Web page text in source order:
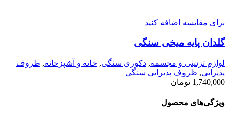
برای مقایسه اضافه کنید
گلدان پایه میخی سنگی
لوازم تزئینی و مجسمه, دکوری سنگی, خانه و آشپزخانه, ظروف
پذیرایی, ظروف پذیرایی سنگی
1,740,000 تومان
ویژگی‌های محصول